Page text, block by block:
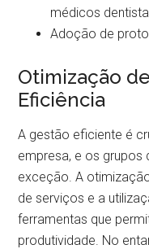
médicos
Adoção de
Otimização
Eficiência
A gestão eficiente é
empresa, e os grupos
exceção. A
de serviços e a
ferramentas que
produtividade. No